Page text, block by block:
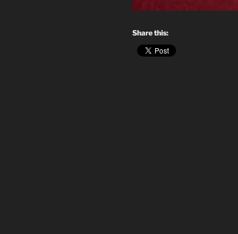
Share this: